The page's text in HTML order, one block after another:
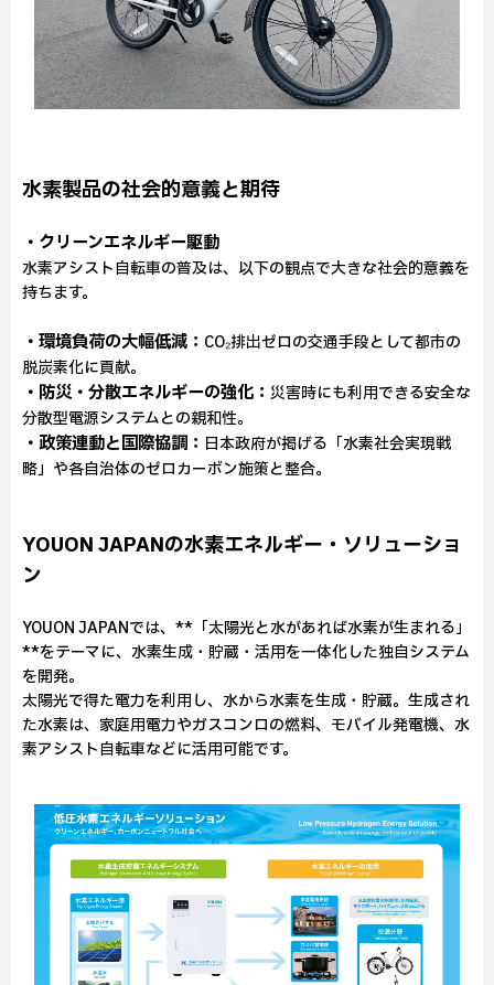
水素製品の社会的意義と期待
・クリーンエネルギー駆動
水素アシスト自転車の普及は、以下の観点で大きな社会的意義を
持ちます。
・環境負荷の大幅低減： CO₂排出ゼロの交通手段として都市の
脱炭素化に貢献。
・防災・分散エネルギーの強化： 災害時にも利用できる安全な
分散型電源システムとの親和性。
・政策連動と国際協調： 日本政府が掲げる「水素社会実現戦
略」や各自治体のゼロカーボン施策と整合。
YOUON JAPANの水素エネルギー・ソリューショ
ン
YOUON JAPANでは、**「太陽光と水があれば水素が生まれる」
**をテーマに、水素生成・貯蔵・活用を一体化した独自システム
を開発。
太陽光で得た電力を利用し、水から水素を生成・貯蔵。生成され
た水素は、家庭用電力やガスコンロの燃料、モバイル発電機、水
素アシスト自転車などに活用可能です。